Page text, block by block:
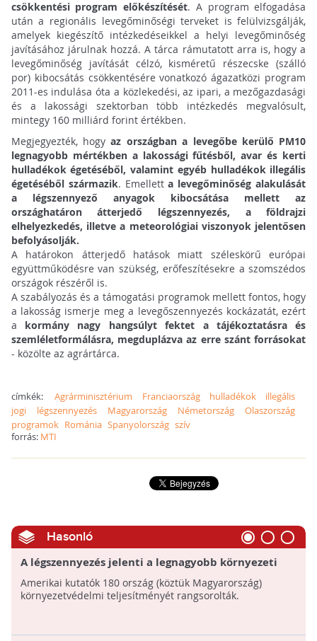
csökkentési program előkészítését. A program elfogadása
után a regionális levegőminőségi terveket is felülvizsgálják,
amelyek kiegészítő intézkedéseikkel a helyi levegőminőség
javításához járulnak hozzá. A tárca rámutatott arra is, hogy a
levegőminőség javítását célzó, kisméretű részecske (szálló
por) kibocsátás csökkentésére vonatkozó ágazatközi program
2011-es indulása óta a közlekedési, az ipari, a mezőgazdasági
és a lakossági szektorban több intézkedés megvalósult,
mintegy 160 milliárd forint értékben.
Megjegyezték, hogyaz országban a levegőbe kerülő PM10
legnagyobb mértékben a lakossági fűtésből, avar és kerti
hulladékok égetéséből, valamint egyéb hulladékok illegális
égetéséből származik. Emelletta levegőminőség alakulását
a légszennyező anyagok kibocsátása mellett az
országhatáron átterjedő légszennyezés, a földrajzi
elhelyezkedés, illetve a meteorológiai viszonyok jelentősen
befolyásolják.
A határokon átterjedő hatások miatt széleskörű európai
együttműködésre van szükség, erőfeszítésekre a szomszédos
országok részéről is.
A szabályozás és a támogatási programok mellett fontos, hogy
a lakosság ismerje meg a levegőszennyezés kockázatát, ezért
a kormány nagy hangsúlyt fektet a tájékoztatásra és
szemléletformálásra, megduplázva az erre szánt forrásokat
- közölte az agrártárca.
címkék:Agrárminisztérium Franciaország hulladékok
illegális
jogi
légszennyezés Magyarország Németország
Olaszország
programok Románia Spanyolország szív
forrás: MTI
Hasonló
A légszennyezés jelenti a legnagyobb környezeti
veszélyt az emberek egészségére
Amerikai kutatók 180 ország (köztük Magyarország)
környezetvédelmi teljesítményét rangsorolták.